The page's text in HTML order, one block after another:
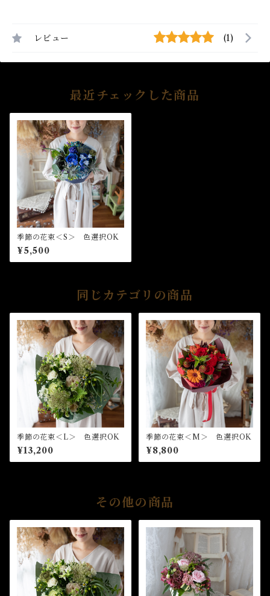
レビュー (1)
最近チェックした商品
季節の花束＜S＞ 色選択OK
¥5,500
同じカテゴリの商品
季節の花束＜L＞ 色選択OK
¥13,200
季節の花束＜M＞ 色選択OK
¥8,800
その他の商品